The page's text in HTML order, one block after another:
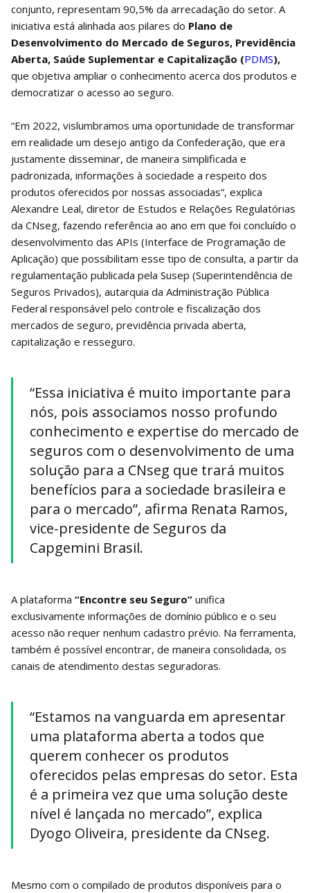
conjunto, representam 90,5% da arrecadação do setor. A
iniciativa está alinhada aos pilares do Plano de
Desenvolvimento do Mercado de Seguros, Previdência
Aberta, Saúde Suplementar e Capitalização (PDMS),
que objetiva ampliar o conhecimento acerca dos produtos e
democratizar o acesso ao seguro.
“Em 2022, vislumbramos uma oportunidade de transformar
em realidade um desejo antigo da Confederação, que era
justamente disseminar, de maneira simplificada e
padronizada, informações à sociedade a respeito dos
produtos oferecidos por nossas associadas”, explica
Alexandre Leal, diretor de Estudos e Relações Regulatórias
da CNseg, fazendo referência ao ano em que foi concluído o
desenvolvimento das APIs (Interface de Programação de
Aplicação) que possibilitam esse tipo de consulta, a partir da
regulamentação publicada pela Susep (Superintendência de
Seguros Privados), autarquia da Administração Pública
Federal responsável pelo controle e fiscalização dos
mercados de seguro, previdência privada aberta,
capitalização e resseguro.
“Essa iniciativa é muito importante para
nós, pois associamos nosso profundo
conhecimento e expertise do mercado de
seguros com o desenvolvimento de uma
solução para a CNseg que trará muitos
benefícios para a sociedade brasileira e
para o mercado”, afirma Renata Ramos,
vice-presidente de Seguros da
Capgemini Brasil.
A plataforma “Encontre seu Seguro” unifica
exclusivamente informações de domínio público e o seu
acesso não requer nenhum cadastro prévio. Na ferramenta,
também é possível encontrar, de maneira consolidada, os
canais de atendimento destas seguradoras.
“Estamos na vanguarda em apresentar
uma plataforma aberta a todos que
querem conhecer os produtos
oferecidos pelas empresas do setor. Esta
é a primeira vez que uma solução deste
nível é lançada no mercado”, explica
Dyogo Oliveira, presidente da CNseg.
Mesmo com o compilado de produtos disponíveis para o